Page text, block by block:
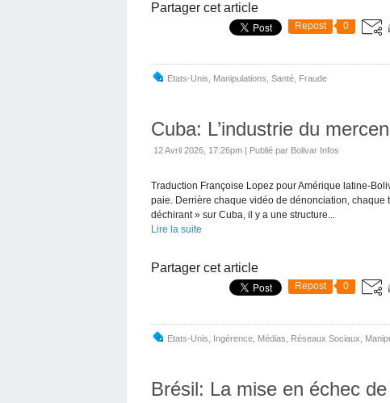
Partager cet article
Repost 0
Etats-Unis Manipulations Santé Fraude
Cuba: L’industrie du
12 Avril 2026, 17:26pm | Publié par Bolivar Infos
Traduction Françoise Lopez pour Amérique latine-
paie. Derrière chaque vidéo de dénonciation,
déchirant » sur Cuba, il y a une structure...
Lire la suite
Partager cet article
Repost 0
Etats-Unis Ingérence Médias Réseaux Sociaux
Brésil: La mise en échec